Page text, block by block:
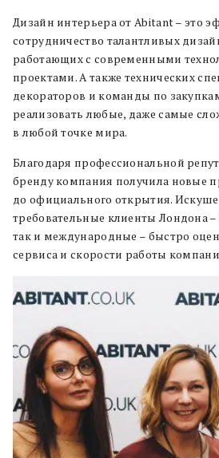
Дизайн интерьера от Abitant – это
сотрудничество талантливых
работающих с современными
проектами. А также технических
декораторов и команды по
реализовать любые, даже самые
в любой точке мира.
Благодаря профессиональной
бренду компания получила новые
до официального открытия.
требовательные клиенты Лондона
так и международные – быстро
сервиса и скорости работы